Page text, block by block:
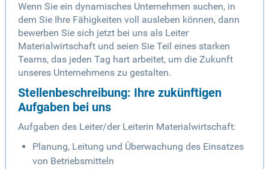
Wenn Sie ein dynamisches Unternehmen suchen, in
dem Sie Ihre Fähigkeiten voll ausleben können, dann
bewerben Sie sich jetzt bei uns als Leiter
Materialwirtschaft und seien Sie Teil eines starken
Teams, das jeden Tag hart arbeitet, um die Zukunft
unseres Unternehmens zu gestalten.
Stellenbeschreibung: Ihre zukünftigen
Aufgaben bei uns
Aufgaben des Leiter/der Leiterin Materialwirtschaft:
Planung, Leitung und Überwachung des Einsatzes
von Betriebsmitteln